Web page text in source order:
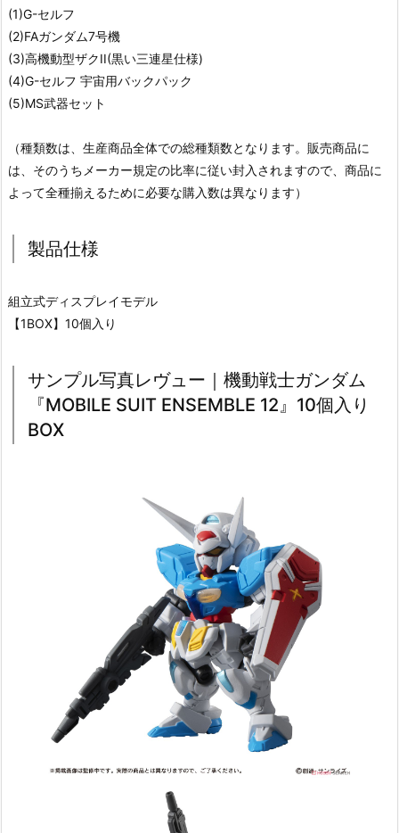
(1)G-セルフ
(2)FAガンダム7号機
(3)高機動型ザクII(黒い三連星仕様)
(4)G-セルフ 宇宙用バックパック
(5)MS武器セット
（種類数は、生産商品全体での総種類数となります。販売商品に
は、そのうちメーカー規定の比率に従い封入されますので、商品に
よって全種揃えるために必要な購入数は異なります）
製品仕様
組立式ディスプレイモデル
【1BOX】10個入り
サンプル写真レヴュー｜機動戦士ガンダム
『MOBILE SUIT ENSEMBLE 12』10個入り
BOX